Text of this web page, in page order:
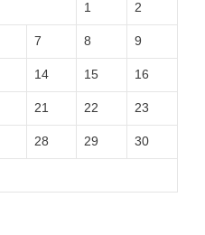
1 2
7 8 9
14 15 16
21 22 23
28 29 30